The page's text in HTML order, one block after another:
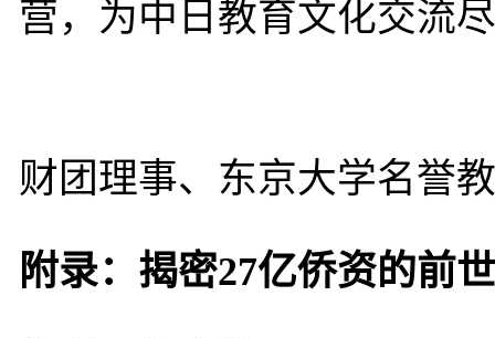
营，为中日教育文化交流
财团理事、东京大学名誉
附录：揭密27亿侨资的前